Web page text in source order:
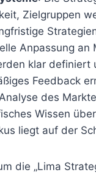
Zielgruppen
Anpassung
klar definiert
Feedback
des
Wissen
liegt auf der
die „Lima